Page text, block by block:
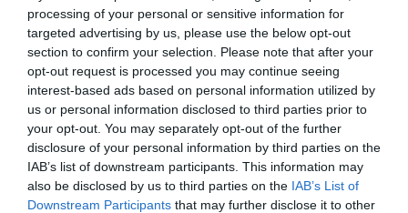
processing of your personal or sensitive information for
targeted advertising by us, please use the below opt-out
section to confirm your selection. Please note that after your
opt-out request is processed you may continue seeing
interest-based ads based on personal information utilized by
us or personal information disclosed to third parties prior to
your opt-out. You may separately opt-out of the further
disclosure of your personal information by third parties on the
IAB’s list of downstream participants. This information may
also be disclosed by us to third parties on the IAB’s List of
Downstream Participants that may further disclose it to other
4.52 km
0 Recensioni
Dune - Arbatax Park Resort
4.52 km dal centro
4.4 /10
TARIFFE